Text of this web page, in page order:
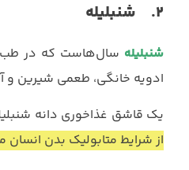
2. شنبلیله
شنبلیله سال‌هاست که در طب
ادویه خانگی، طعمی شیرین
یک قاشق غذاخوری دانه
از شرایط متابولیک بدن انسان